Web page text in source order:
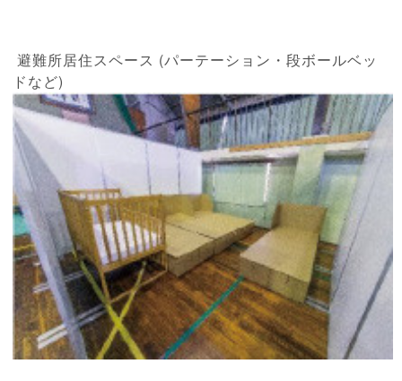
避難所居住スペース (パーテーション・段ボールベッ
ドなど)